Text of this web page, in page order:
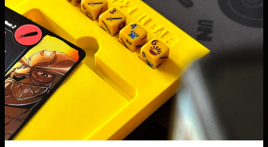
Podcast
Impressum
Datenschutzerklärung
Widerrufsrecht &
Widerrufsformular
Allgemeine
Geschäftsbedingungen